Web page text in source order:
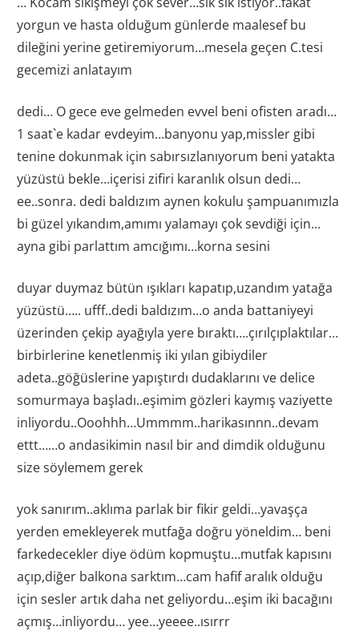
yorgun ve hasta olduğum günlerde maalesef bu
dileğini yerine getiremiyorum…mesela geçen C.tesi
gecemizi anlatayım
dedi… O gece eve gelmeden evvel beni ofisten aradı…
1 saat`e kadar evdeyim…banyonu yap,missler gibi
tenine dokunmak için sabırsızlanıyorum beni yatakta
yüzüstü bekle…içerisi zifiri karanlık olsun dedi…
ee..sonra. dedi baldızım aynen kokulu şampuanımızla
bi güzel yıkandım,amımı yalamayı çok sevdiği için…
ayna gibi parlattım amcığımı…korna sesini
duyar duymaz bütün ışıkları kapatıp,uzandım yatağa
yüzüstü….. ufff..dedi baldızım…o anda battaniyeyi
üzerinden çekip ayağıyla yere bıraktı….çırılçıplaktılar…
birbirlerine kenetlenmiş iki yılan gibiydiler
adeta..göğüslerine yapıştırdı dudaklarını ve delice
somurmaya başladı..eşimim gözleri kaymış vaziyette
inliyordu..Ooohhh…Ummmm..harikasınnn..devam
ettt……o andasikimin nasıl bir and dimdik olduğunu
size söylemem gerek
yok sanırım..aklıma parlak bir fikir geldi…yavaşça
yerden emekleyerek mutfağa doğru yöneldim… beni
farkedecekler diye ödüm kopmuştu…mutfak kapısını
açıp,diğer balkona sarktım…cam hafif aralık olduğu
için sesler artık daha net geliyordu…eşim iki bacağını
açmış…inliyordu… yee…yeeee..ısırrr